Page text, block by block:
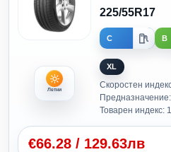
Летни
225/55R17
C B
XL
Скоростен
Товарен индекс:
€66.28 / 129.63лв